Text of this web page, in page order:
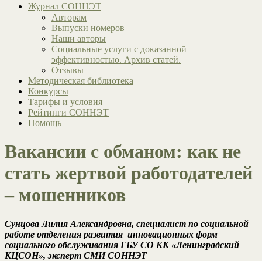
Журнал СОННЭТ
Авторам
Выпуски номеров
Наши авторы
Социальные услуги с доказанной
эффективностью. Архив статей.
Отзывы
Методическая библиотека
Конкурсы
Тарифы и условия
Рейтинги СОННЭТ
Помощь
Вакансии с обманом: как не
стать жертвой работодателей
– мошенников
Сунцова Лилия Александровна, специалист по социальной
работе отделения развития инновационных форм
социального обслуживания ГБУ СО КК «Ленинградский
КЦСОН», эксперт СМИ СОННЭТ